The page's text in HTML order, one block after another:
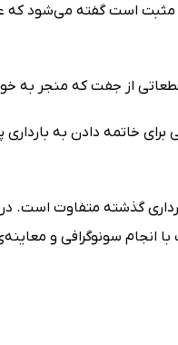
است گفته می‌شود که
از جفت که منجر به
خاتمه دادن به
گذشته متفاوت است. در
انجام سونوگرافی و